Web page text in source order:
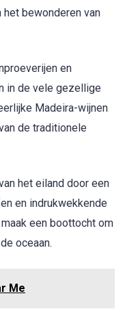
bewonderen van
en
in de vele gezellige
Madeira-wijnen
de traditionele
het eiland door een
en indrukwekkende
een boottocht om
oceaan.
Me